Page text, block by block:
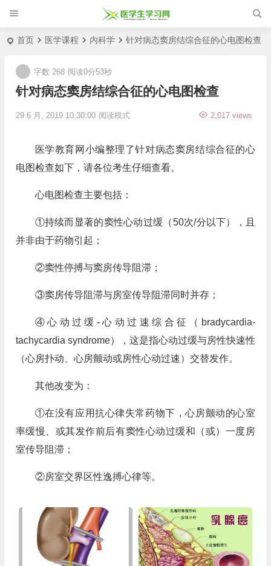
首页 医学课程 内科学 针对病态窦房结综合征的心电图检查
针对病态窦房结综合征的心电图检查
29 6 月, 2019 10:30:00 2,017 views
字数 268 阅读0分53秒
阅读模式
医学教育网小编整理了针对病态窦房结综合征的心
电图检查如下，请各位考生仔细查看。
心电图检查主要包括：
①持续而显著的窦性心动过缓（50次/分以下），且
并非由于药物引起；
②窦性停搏与窦房传导阻滞；
③窦房传导阻滞与房室传导阻滞同时并存；
④心动过缓-心动过速综合征（bradycardia-
tachycardia syndrome），这是指心动过缓与房性快速性
（心房扑动、心房颤动或房性心动过速）交替发作。
其他改变为：
①在没有应用抗心律失常药物下，心房颤动的心室
率缓慢、或其发作前后有窦性心动过缓和（或）一度房
室传导阻滞；
②房室交界区性逸搏心律等。